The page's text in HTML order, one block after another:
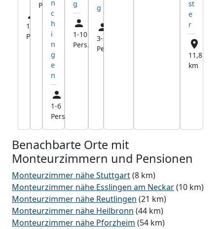
1-90
Pers.
3,3
km
Pers.km
n
c
h
i
n
g
e
n
1-6
Pers.
g
1-10
Pers.
19,8
km
g
3-25
Pers.
st
e
r
11,8
km
Benachbarte Orte mit
Monteurzimmern und Pensionen
Monteurzimmer nähe Stuttgart(8 km)
Monteurzimmer nähe Esslingen am Neckar(10 km)
Monteurzimmer nähe Reutlingen (21 km)
Monteurzimmer nähe Heilbronn (44 km)
Monteurzimmer nähe Pforzheim (54 km)